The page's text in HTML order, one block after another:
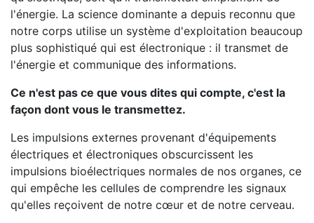
l'énergie. La science dominante a depuis reconnu que
notre corps utilise un système d'exploitation beaucoup
plus sophistiqué qui est électronique : il transmet de
l'énergie et communique des informations.
Ce n'est pas ce que vous dites qui compte, c'est la
façon dont vous le transmettez.
Les impulsions externes provenant d'équipements
électriques et électroniques obscurcissent les
impulsions bioélectriques normales de nos organes, ce
qui empêche les cellules de comprendre les signaux
qu'elles reçoivent de notre cœur et de notre cerveau.